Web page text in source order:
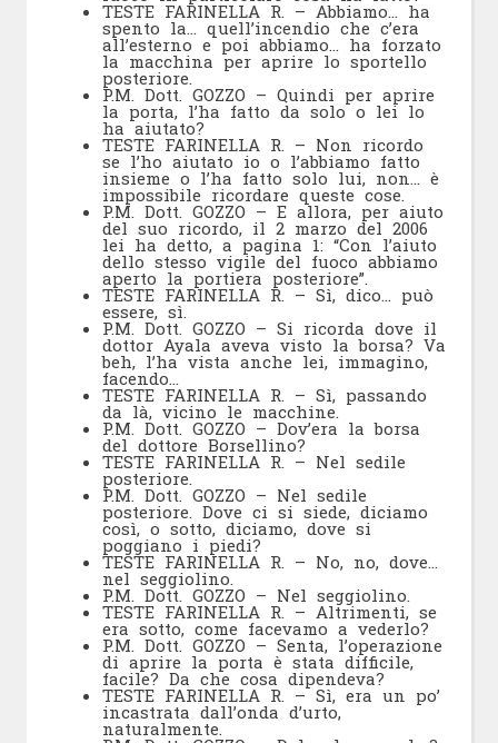
TESTE FARINELLA R. – Abbiamo… ha
spento la… quell’incendio che c’era
all’esterno e poi abbiamo… ha forzato
la macchina per aprire lo sportello
posteriore.
P.M. Dott. GOZZO – Quindi per aprire
la porta, l’ha fatto da solo o lei lo
ha aiutato?
TESTE FARINELLA R. – Non ricordo
se l’ho aiutato io o l’abbiamo fatto
insieme o l’ha fatto solo lui, non… è
impossibile ricordare queste cose.
P.M. Dott. GOZZO – E allora, per aiuto
del suo ricordo, il 2 marzo del 2006
lei ha detto, a pagina 1: “Con l’aiuto
dello stesso vigile del fuoco abbiamo
aperto la portiera posteriore”.
TESTE FARINELLA R. – Sì, dico… può
essere, sì.
P.M. Dott. GOZZO – Si ricorda dove il
dottor Ayala aveva visto la borsa? Va
beh, l’ha vista anche lei, immagino,
facendo…
TESTE FARINELLA R. – Sì, passando
da là, vicino le macchine.
P.M. Dott. GOZZO – Dov’era la borsa
del dottore Borsellino?
TESTE FARINELLA R. – Nel sedile
posteriore.
P.M. Dott. GOZZO – Nel sedile
posteriore. Dove ci si siede, diciamo
così, o sotto, diciamo, dove si
poggiano i piedi?
TESTE FARINELLA R. – No, no, dove…
nel seggiolino.
P.M. Dott. GOZZO – Nel seggiolino.
TESTE FARINELLA R. – Altrimenti, se
era sotto, come facevamo a vederlo?
P.M. Dott. GOZZO – Senta, l’operazione
di aprire la porta è stata difficile,
facile? Da che cosa dipendeva?
TESTE FARINELLA R. – Sì, era un po’
incastrata dall’onda d’urto,
naturalmente.